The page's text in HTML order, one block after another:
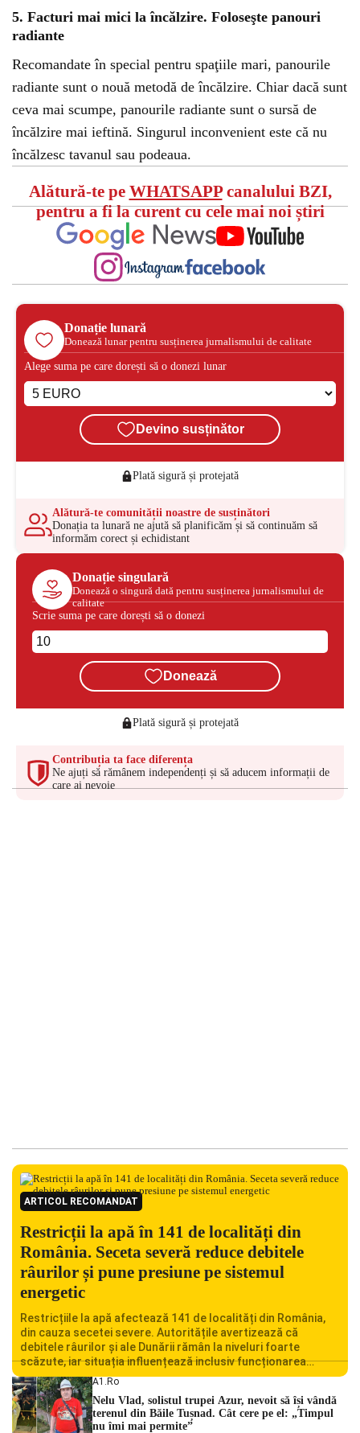
5. Facturi mai mici la încălzire. Foloseşte panouri
radiante
Recomandate în special pentru spaţiile mari, panourile
radiante sunt o nouă metodă de încălzire. Chiar dacă sunt
ceva mai scumpe, panourile radiante sunt o sursă de
încălzire mai ieftină. Singurul inconvenient este că nu
încălzesc tavanul sau podeaua.
Alătură-te pe WHATSAPPcanalului BZI,
pentru a fi la curent cu cele mai noi știri
Donație lunară
Donează lunar pentru susținerea jurnalismului de calitate
Alege suma pe care dorești să o donezi lunar
Devino susținător
Plată sigură și protejată
Alătură-te comunității noastre de susținători
Donația ta lunară ne ajută să planificăm și să continuăm să
informăm corect și echidistant
Donație singulară
Donează o singură dată pentru susținerea jurnalismului de
calitate
Scrie suma pe care dorești să o donezi
Donează
Plată sigură și protejată
Contribuția ta face diferența
Ne ajuți să rămânem independenți și să aducem informații de
care ai nevoie
ARTICOL RECOMANDAT
Restricții la apă în 141 de localități din
România. Seceta severă reduce debitele
râurilor și pune presiune pe sistemul
energetic
Restricțiile la apă afectează 141 de localități din România,
din cauza secetei severe. Autoritățile avertizează că
debitele râurilor și ale Dunării rămân la niveluri foarte
scăzute, iar situația influențează inclusiv funcționarea
Centralei Nucleare de la Cernavodă. România se confruntă
cu una dintre cele mai dificile perioade din punct de vedere
hidrologic din ultimii ani. Lipsa […]
A1.ro
Nelu Vlad, solistul trupei Azur, nevoit să își vândă
terenul din Băile Tușnad. Cât cere pe el: „Timpul
nu îmi mai permite”